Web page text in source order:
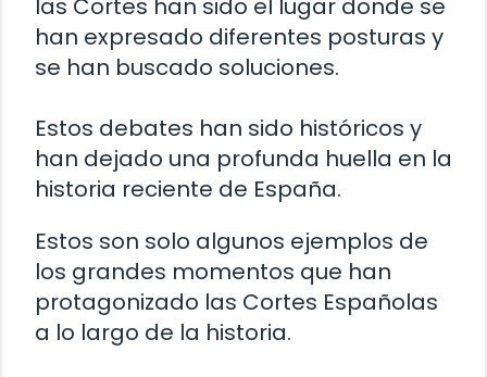
las Cortes han sido el lugar donde se
han expresado diferentes posturas y
se han buscado soluciones.
Estos debates han sido históricos y
han dejado una profunda huella en la
historia reciente de España.
Estos son solo algunos ejemplos de
los grandes momentos que han
protagonizado las Cortes Españolas
a lo largo de la historia.